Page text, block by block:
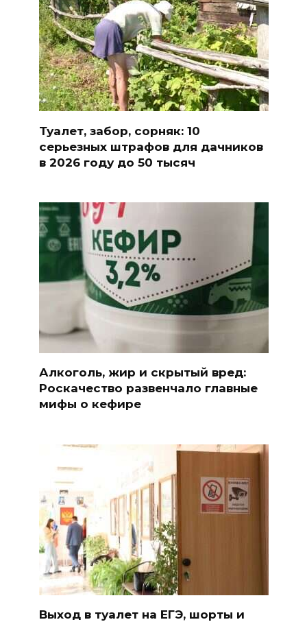
Туалет, забор, сорняк: 10
серьезных штрафов для дачников
в 2026 году до 50 тысяч
Алкоголь, жир и скрытый вред:
Роскачество развенчало главные
мифы о кефире
Выход в туалет на ЕГЭ, шорты и